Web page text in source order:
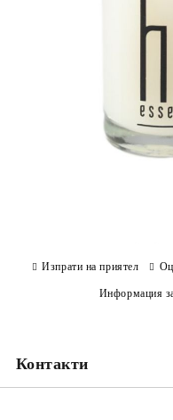
Изпрати на приятел
Информация
Контакти